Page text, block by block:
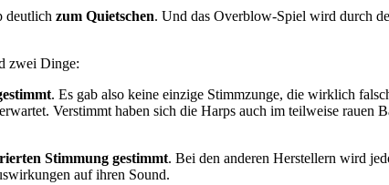
deutlich zum Quietschen. Und das Overblow-Spiel wird durch
zwei Dinge:
. Es gab also keine einzige Stimmzunge, die wirklich
Verstimmt haben sich die Harps auch im teilweise rauen
Stimmung gestimmt. Bei den anderen Herstellern wird
auf ihren Sound.